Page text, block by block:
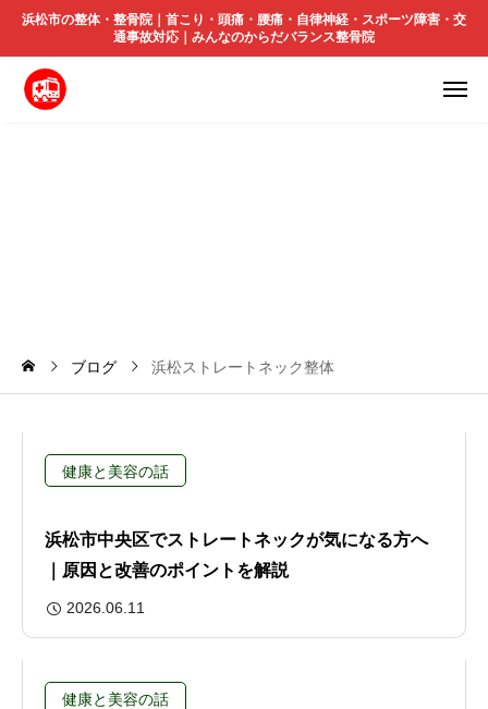
浜松市の整体・整骨院｜首こり・頭痛・腰痛・自律神経・スポーツ障害・交
通事故対応｜みんなのからだバランス整骨院
ブログ 浜松ストレートネック整体
健康と美容の話
浜松市中央区でストレートネックが気になる方へ
｜原因と改善のポイントを解説
2026.06.11
健康と美容の話